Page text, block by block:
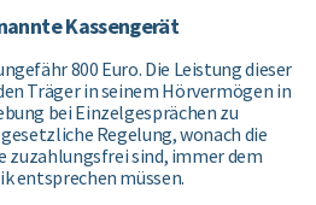
Kassengerät
800 Euro. Die Leistung dieser
Träger in seinem Hörvermögen in
bei Einzelgesprächen zu
Regelung, wonach die
zuzahlungsfrei sind, immer dem
entsprechen müssen.